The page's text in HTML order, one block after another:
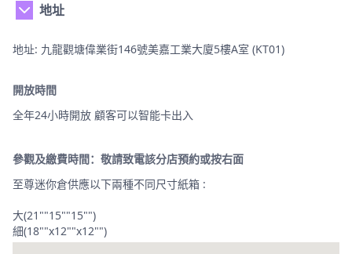
地址
地址: 九龍觀塘偉業街146號美嘉工業大廈5樓A室 (KT01)
開放時間
全年24小時開放 顧客可以智能卡出入
參觀及繳費時間：敬請致電該分店預約或按右面
至尊迷你倉供應以下兩種不同尺寸紙箱 :
大(21""15""15"")
細(18""x12""x12"")